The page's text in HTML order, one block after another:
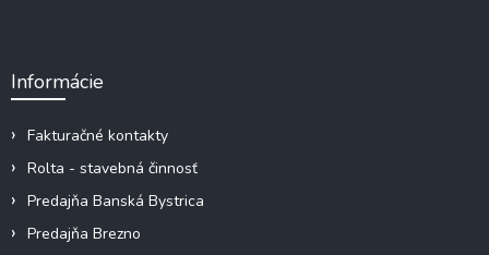
Informácie
Fakturačné kontakty
Rolta - stavebná činnosť
Predajňa Banská Bystrica
Predajňa Brezno